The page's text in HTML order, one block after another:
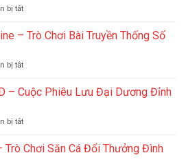
bị tắtở
Cào
Trò
Bài
Đổi
Đỉnh
– Trò Chơi Bài Truyền Thống Số
bị tắtở
Phỏm
Online
Trò
Bài
– Cuộc Phiêu Lưu Đại Dương Đỉnh
bị tắtở
Bắn
Trò Chơi Săn Cá Đổi Thưởng Đình